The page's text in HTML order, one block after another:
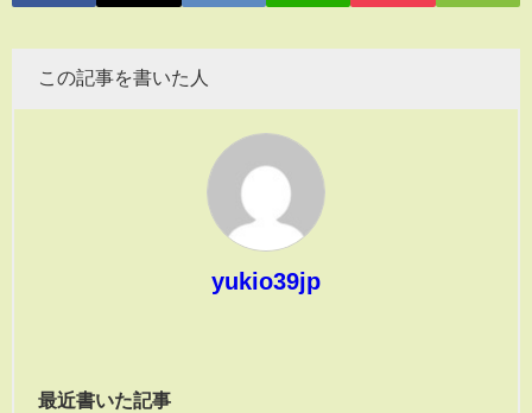
この記事を書いた人
yukio39jp
最近書いた記事